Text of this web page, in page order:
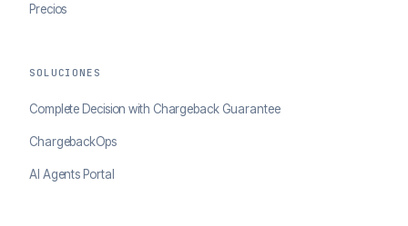
Precios
SOLUCIONES
Complete Decision with Chargeback Guarantee
ChargebackOps
AI Agents Portal